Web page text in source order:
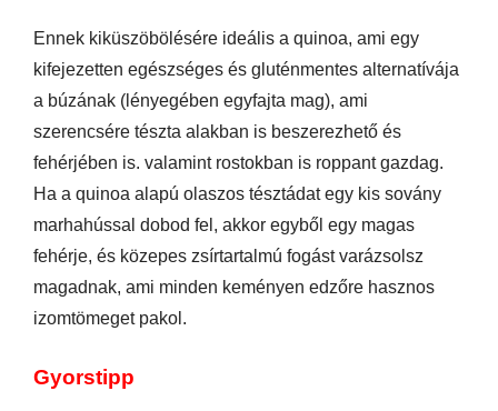
Ennek kiküszöbölésére ideális a quinoa, ami egy
kifejezetten egészséges és gluténmentes alternatívája
a búzának (lényegében egyfajta mag), ami
szerencsére tészta alakban is beszerezhető és
fehérjében is. valamint rostokban is roppant gazdag.
Ha a quinoa alapú olaszos tésztádat egy kis sovány
marhahússal dobod fel, akkor egyből egy magas
fehérje, és közepes zsírtartalmú fogást varázsolsz
magadnak, ami minden keményen edzőre hasznos
izomtömeget pakol.
Gyorstipp